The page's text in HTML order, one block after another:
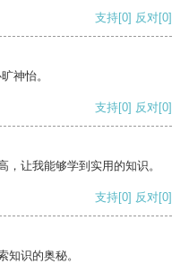
支持[0] 反对[0]
神怡。
支持[0] 反对[0]
让我能够学到实用的知识。
支持[0] 反对[0]
知识的奥秘。